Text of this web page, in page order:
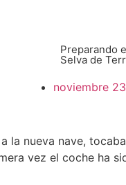
Preparando
Selva de
noviembre
la nueva nave,
vez el coche ha